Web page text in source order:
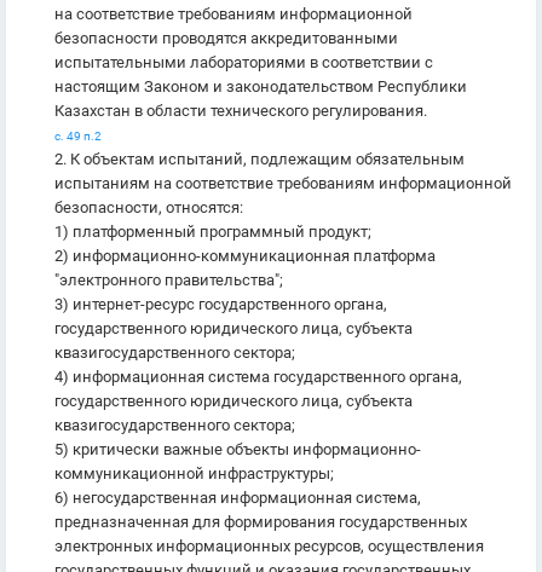
на соответствие требованиям информационной
безопасности проводятся аккредитованными
испытательными лабораториями в соответствии с
настоящим Законом и законодательством Республики
Казахстан в области технического регулирования.
с. 49 п.2
2. К объектам испытаний, подлежащим обязательным
испытаниям на соответствие требованиям информационной
безопасности, относятся:
1) платформенный программный продукт;
2) информационно-коммуникационная платформа
"электронного правительства";
3) интернет-ресурс государственного органа,
государственного юридического лица, субъекта
квазигосударственного сектора;
4) информационная система государственного органа,
государственного юридического лица, субъекта
квазигосударственного сектора;
5) критически важные объекты информационно-
коммуникационной инфраструктуры;
6) негосударственная информационная система,
предназначенная для формирования государственных
электронных информационных ресурсов, осуществления